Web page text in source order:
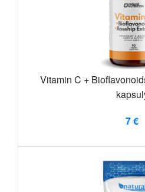
Vitamin C +
7 €